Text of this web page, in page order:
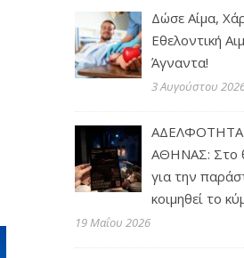
Δώσε Αίμα,
Εθελοντική
Άγναντα!
3 Αυγούστου
ΑΘΗΝΑΣ: Στο
για την
κοιμηθεί το
19 Μαΐου 2026